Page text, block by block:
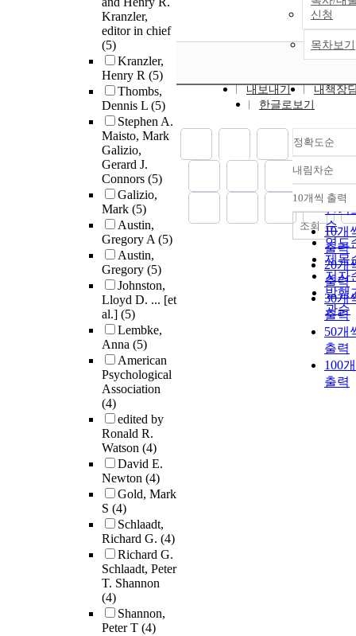
Kranzler,
editor in chief
(5)
Kranzler,
Henry R (5)
Thombs,
Dennis L (5)
Stephen A.
Maisto, Mark
Galizio,
Gerard J.
Connors (5)
Galizio,
Mark (5)
Austin,
Gregory A(5)
Austin,
Gregory (5)
Johnston,
Lloyd D. ... [et
al.] (5)
Lembke,
Anna (5)
American
Psychological
Association
(4)
edited by
Ronald R.
Watson (4)
David E.
Newton (4)
Gold, Mark
S (4)
Schlaadt,
Richard G. (4)
Richard G.
Schlaadt, Peter
T. Shannon
(4)
Shannon,
Peter T (4)
신청
목차보기
내보내기
내책장
한글로보기
정확도순
정확
순
인기
순
연도
제목
저자
발행
관순
내림차순
내림
10개씩 출력
10개
출력
20개
출력
30개
출력
50개
출력
100
출력
조회